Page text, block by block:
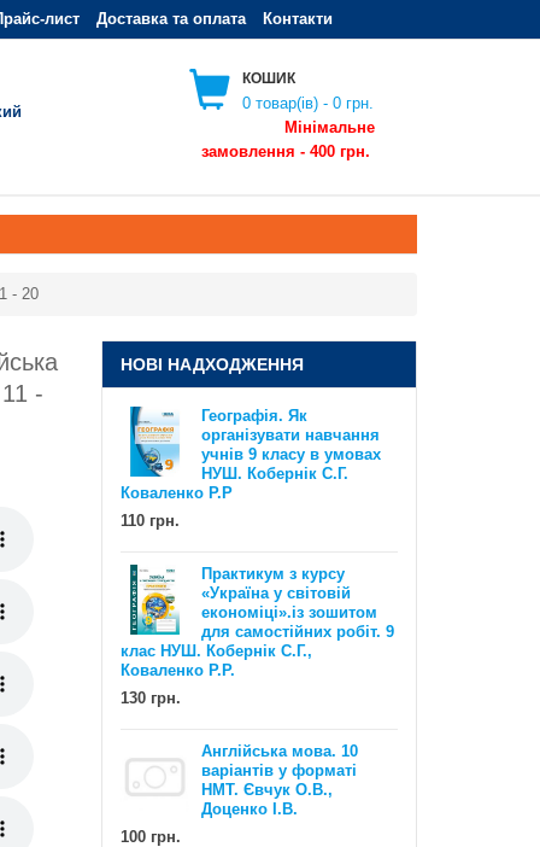
лист Доставка та оплата Контакти
КОШИК
0 товар(ів) - 0 грн.
Мінімальне
замовлення - 400 грн.
- 20
-
НОВІ НАДХОДЖЕННЯ
Географія. Як
організувати навчання
учнів 9 класу в умовах
НУШ. Кобернік С.Г.
Коваленко Р.Р
110 грн.
Практикум з курсу
«Україна у світовій
економіці».із зошитом
для самостійних робіт. 9
клас НУШ. Кобернік С.Г.,
Коваленко Р.Р.
130 грн.
Англійська мова. 10
варіантів у форматі
НМТ. Євчук О.В.,
Доценко І.В.
100 грн.
Географія. Як організувати
навчання учнів 6 класу в умовах
вчителя. Кобернік С.Г. Коваленко
Р.Р
110 грн.
EXAM WORKOUT Англійська мова.
Комплексна підготовка до ЗНО та
500 грн.